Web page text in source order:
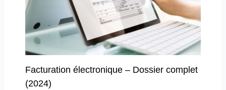
Facturation électronique – Dossier complet
(2024)